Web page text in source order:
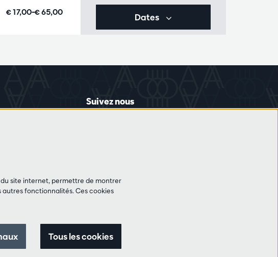
€ 17,00–€ 65,00 Dates
Suivez nous
du site internet, permettre de montrer
fonctionnalités. Ces cookies
Tous les cookies